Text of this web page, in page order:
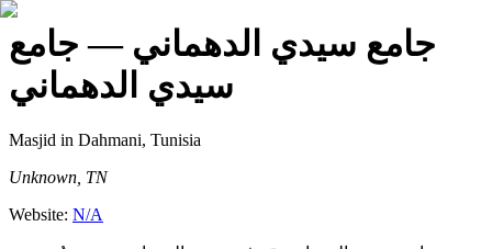
جامع سيدي الدهماني — جامع
سيدي الدهماني
Masjid in Dahmani, Tunisia
Unknown, TN
Website: N/A